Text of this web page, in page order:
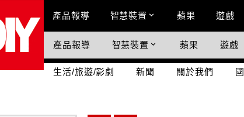
Main Menu
產品報導 智慧裝置 蘋果 遊戲
國際科技情報
產品報導 智慧裝置 蘋果 遊戲
生活/旅遊/影劇 新聞 關於我們